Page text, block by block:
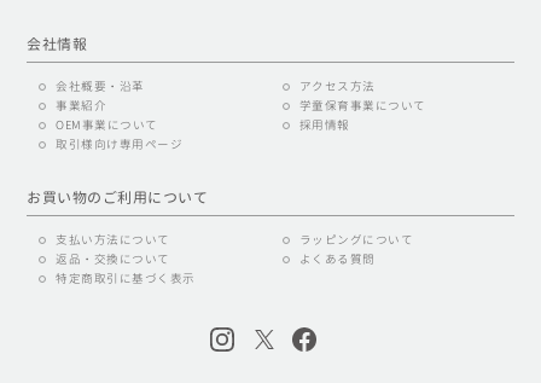
会社情報
会社概要・沿革
アクセス方法
事業紹介
学童保育事業について
OEM事業について
採用情報
取引様向け専用ページ
お買い物のご利用について
支払い方法について
ラッピングについて
返品・交換について
よくある質問
特定商取引に基づく表示